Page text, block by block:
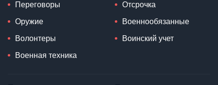
Переговоры
Оружие
Волонтеры
Военная техника
Отсрочка
Военнообязанные
Воинский учет